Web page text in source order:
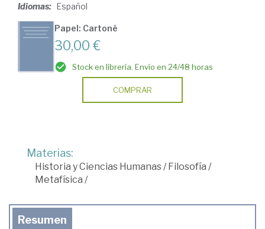
Idiomas: Español
Papel: Cartoné
30,00 €
Stock en librería. Envío en 24/48 horas
COMPRAR
Materias:
Historia y Ciencias Humanas/Filosofía /
Metafísica /
Resumen